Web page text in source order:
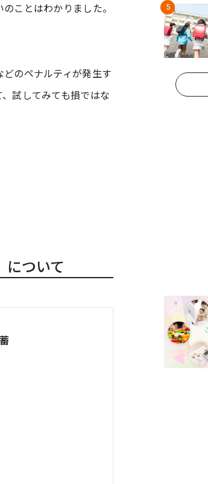
ことはわかりました。
のペナルティが発生す
試してみても損ではな
について